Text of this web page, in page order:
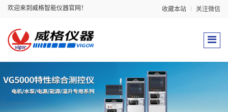
欢迎来到威格智能仪器官网！ 收藏本站 关注微信